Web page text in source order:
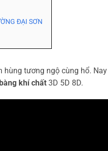
ĐẠI SƠN
hùng tương ngộ cùng hổ. Nay
khí chất 3D 5D 8D.